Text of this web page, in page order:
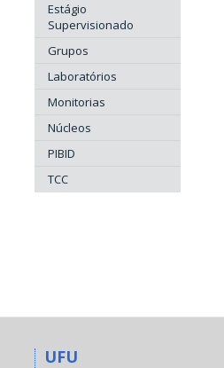
Estágio
Supervisionado
Grupos
Laboratórios
Monitorias
Núcleos
PIBID
TCC
UFU